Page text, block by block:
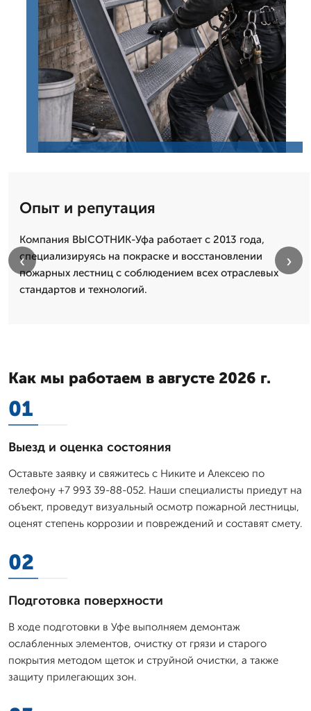
Опыт и репутация
Компания ВЫСОТНИК-Уфа работает с 2013 года,
специализируясь на покраске и восстановлении
пожарных лестниц с соблюдением всех отраслевых
стандартов и технологий.
‹ ›
Как мы работаем в августе 2026 г.
01
Выезд и оценка состояния
Оставьте заявку и свяжитесь с Никите и Алексею по
телефону +7 993 39-88-052. Наши специалисты приедут на
объект, проведут визуальный осмотр пожарной лестницы,
оценят степень коррозии и повреждений и составят смету.
02
Подготовка поверхности
В ходе подготовки в Уфе выполняем демонтаж
ослабленных элементов, очистку от грязи и старого
покрытия методом щеток и струйной очистки, а также
защиту прилегающих зон.